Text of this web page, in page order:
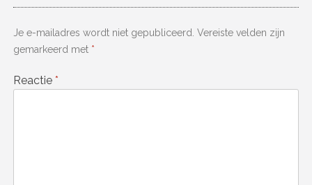
Je e-mailadres wordt niet gepubliceerd. Vereiste velden zijn
gemarkeerd met *
Reactie *